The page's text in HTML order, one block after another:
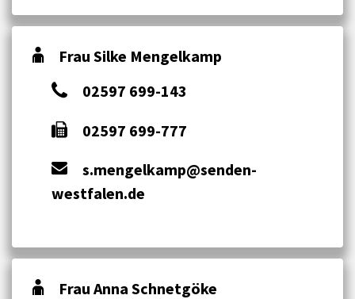
Frau Silke Mengelkamp
02597 699-143
02597 699-777
s.mengelkamp@senden-
westfalen.de
Frau Anna Schnetgöke